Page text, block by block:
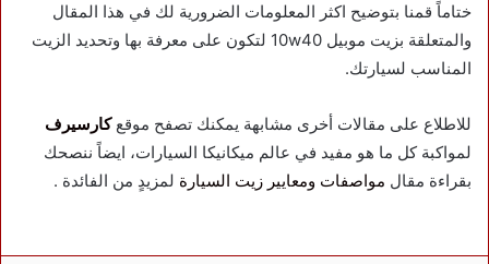
ختاماً قمنا بتوضيح اكثر المعلومات الضرورية لك في هذا المقال
والمتعلقة بزيت موبيل 10w40 لتكون على معرفة بها وتحديد الزيت
المناسب لسيارتك.
للاطلاع على مقالات أخرى مشابهة يمكنك تصفح موقعكارسيرف
لمواكبة كل ما هو مفيد في عالم ميكانيكا السيارات، ايضاً ننصحك
بقراءة مقال مواصفات ومعايير زيت السيارة لمزيدٍ من الفائدة .